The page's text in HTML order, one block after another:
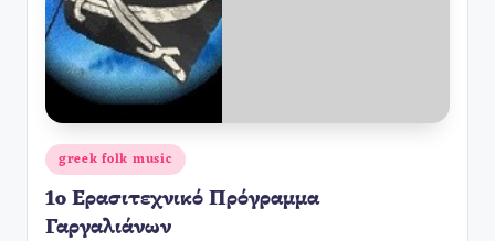
Αναρτήθηκε
σε
greek folk music
1o Ερασιτεχνικό Πρόγραμμα
Γαργαλιάνων